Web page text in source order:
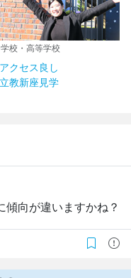
校・高等学校
クセス良し
教新座見学
傾向が違いますかね？